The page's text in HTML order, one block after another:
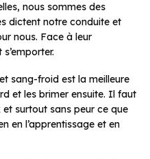
nous sommes des
dictent notre conduite et
nous. Face à leur
sang-froid est la meilleure
et les brimer ensuite. Il faut
surtout sans peur ce que
en l’apprentissage et en